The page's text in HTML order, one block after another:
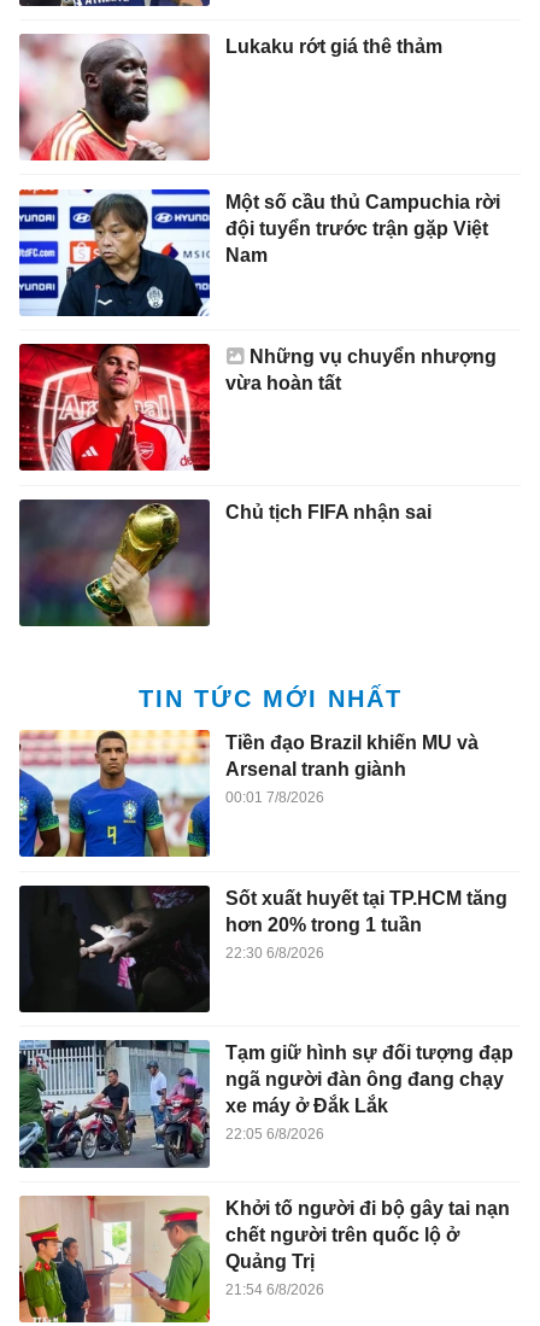
Lukaku rớt giá thê thảm
Một số cầu thủ Campuchia rời
đội tuyển trước trận gặp Việt
Nam
Những vụ chuyển nhượng
vừa hoàn tất
Chủ tịch FIFA nhận sai
TIN TỨC MỚI NHẤT
Tiền đạo Brazil khiến MU và
Arsenal tranh giành
00:01 7/8/2026
Sốt xuất huyết tại TP.HCM tăng
hơn 20% trong 1 tuần
22:30 6/8/2026
Tạm giữ hình sự đối tượng đạp
ngã người đàn ông đang chạy
xe máy ở Đắk Lắk
22:05 6/8/2026
Khởi tố người đi bộ gây tai nạn
chết người trên quốc lộ ở
Quảng Trị
21:54 6/8/2026